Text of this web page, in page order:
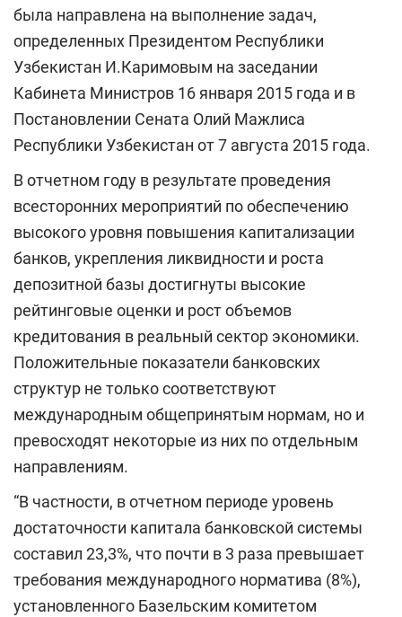
была направлена на выполнение задач,
определенных Президентом Республики
Узбекистан И.Каримовым на заседании
Кабинета Министров 16 января 2015 года и в
Постановлении Сената Олий Мажлиса
Республики Узбекистан от 7 августа 2015 года.
В отчетном году в результате проведения
всесторонних мероприятий по обеспечению
высокого уровня повышения капитализации
банков, укрепления ликвидности и роста
депозитной базы достигнуты высокие
рейтинговые оценки и рост объемов
кредитования в реальный сектор экономики.
Положительные показатели банковских
структур не только соответствуют
международным общепринятым нормам, но и
превосходят некоторые из них по отдельным
направлениям.
“В частности, в отчетном периоде уровень
достаточности капитала банковской системы
составил 23,3%, что почти в 3 раза превышает
требования международного норматива (8%),
установленного Базельским комитетом